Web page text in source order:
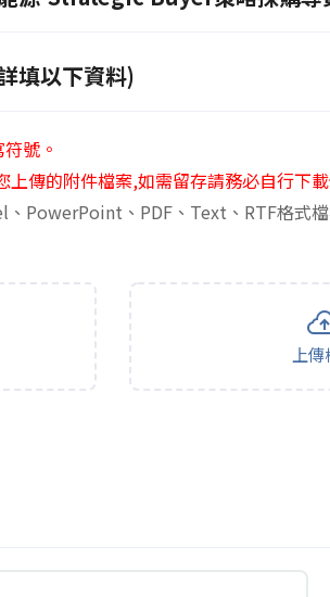
填以下資料)
號。
傳的附件檔案,如需留存請務必自行下載
PowerPoint、PDF、Text、RTF格式
上